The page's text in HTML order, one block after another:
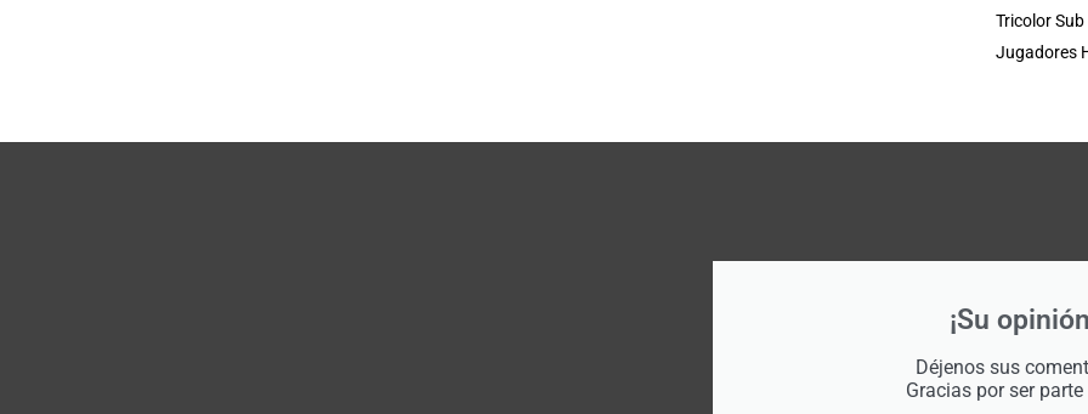
Tricolor Sub
Jugadores
¡Su
Déjenos sus
Gracias por ser